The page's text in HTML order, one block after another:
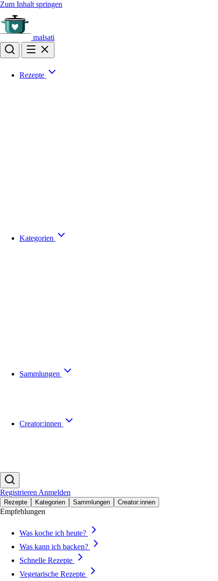
Zum Inhalt springen
malsati
Rezepte
Kategorien
Sammlungen
Creator:innen
Registrieren Anmelden
Rezepte Kategorien Sammlungen Creator:innen
Empfehlungen
Was koche ich heute?
Was kann ich backen?
Schnelle Rezepte
Vegetarische Rezepte